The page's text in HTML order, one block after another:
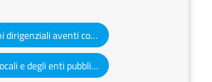
Determinazioni dirigenziali aventi contenuto di interesse generale
Atti degli enti locali e degli enti pubblici e privati